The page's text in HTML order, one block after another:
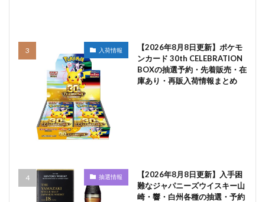
入荷情報
【2026年8月8日更新】ポケモ
ンカード 30th CELEBRATION
BOXの抽選予約・先着販売・在
庫あり・再販入荷情報まとめ
抽選情報
【2026年8月8日更新】入手困
難なジャパニーズウイスキー山
崎・響・白州各種の抽選・予約